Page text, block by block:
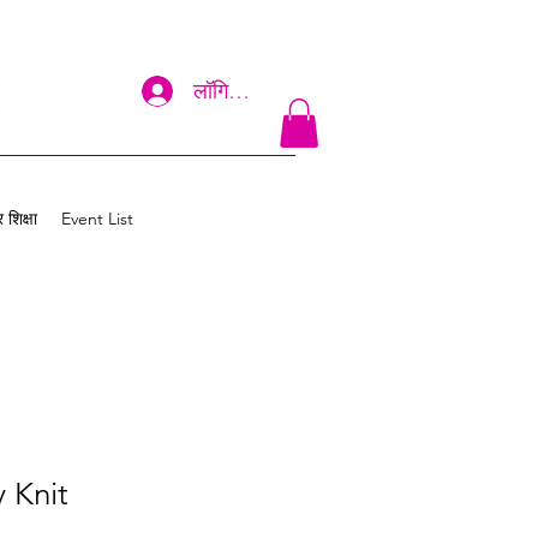
लॉगिन करें
Event List
Knit